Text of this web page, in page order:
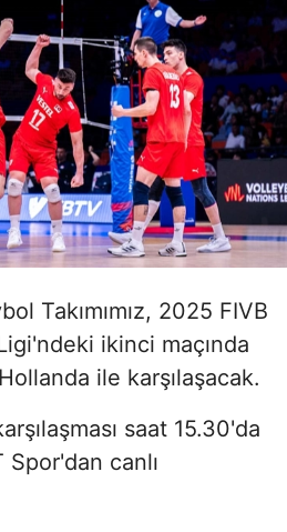
Takımımız, 2025 FIVB
ikinci maçında
ile karşılaşacak.
saat 15.30'da
canlı